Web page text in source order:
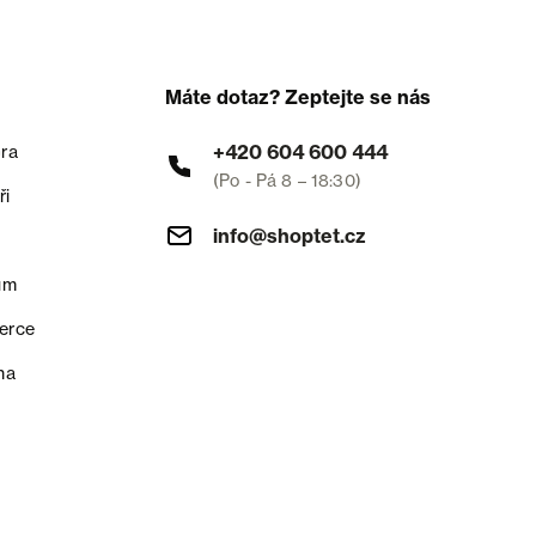
Máte dotaz? Zeptejte se nás
+420 604 600 444
(Po - Pá 8 – 18:30)
info@shoptet.cz